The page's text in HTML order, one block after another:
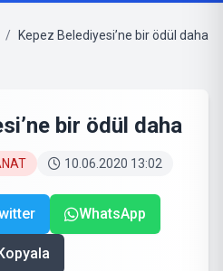
/ Kepez Belediyesi’ne bir ödül daha
bir ödül daha
10.06.2020 13:02
WhatsApp